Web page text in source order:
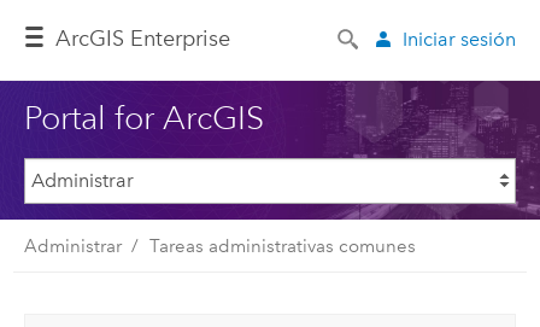
ArcGIS Enterprise Iniciar sesión
Portal for ArcGIS
Administrar Tareas administrativas comunes